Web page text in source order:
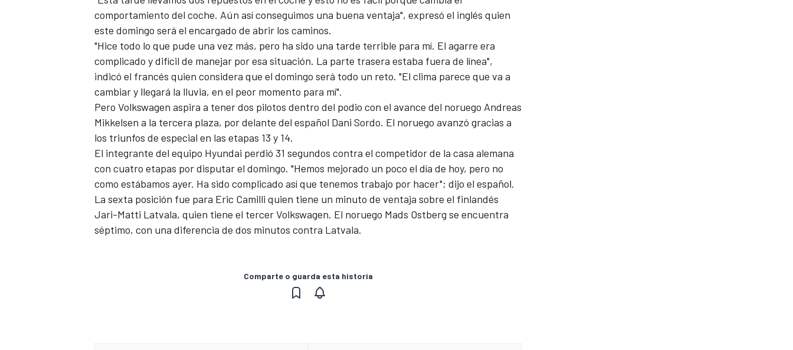
FÓRMULA E
comportamiento del coche. Aún así conseguimos una buena ventaja", expresó el inglés quien
este domingo será el encargado de abrir los caminos.
"Hice todo lo que pude una vez más, pero ha sido una tarde terrible para mí. El agarre era
complicado y difícil de manejar por esa situación. La parte trasera estaba fuera de línea",
indicó el francés quien considera que el domingo será todo un reto. "El clima parece que va a
cambiar y llegará la lluvia, en el peor momento para mí".
Pero Volkswagen aspira a tener dos pilotos dentro del podio con el avance del noruego Andreas
Mikkelsen a la tercera plaza, por delante del español Dani Sordo. El noruego avanzó gracias a
los triunfos de especial en las etapas 13 y 14.
El integrante del equipo Hyundai perdió 31 segundos contra el competidor de la casa alemana
con cuatro etapas por disputar el domingo. "Hemos mejorado un poco el día de hoy, pero no
como estábamos ayer. Ha sido complicado así que tenemos trabajo por hacer"; dijo el español.
La sexta posición fue para Eric Camilli quien tiene un minuto de ventaja sobre el finlandés
Jari-Matti Latvala, quien tiene el tercer Volkswagen. El noruego Mads Ostberg se encuentra
séptimo, con una diferencia de dos minutos contra Latvala.
Comparte o guarda esta historia